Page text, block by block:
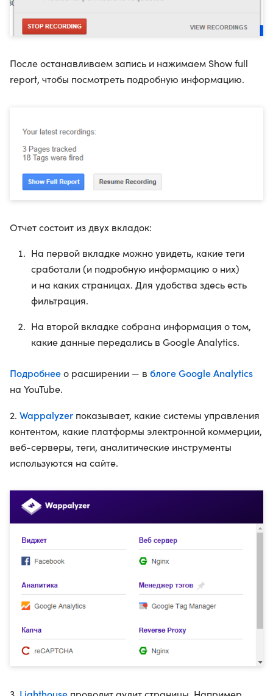
После останавливаем запись и нажимаем Show full
report, чтобы посмотреть подробную информацию.
Отчет состоит из двух вкладок:
На первой вкладке можно увидеть, какие теги
сработали (и подробную информацию о них)
и на каких страницах. Для удобства здесь есть
фильтрация.
На второй вкладке собрана информация о том,
какие данные передались в Google Analytics.
Подробнеео расширении — в блоге Google Analytics
на YouTube.
2. Wappalyzer показывает, какие системы управления
контентом, какие платформы электронной коммерции,
веб-серверы, теги, аналитические инструменты
используются на сайте.